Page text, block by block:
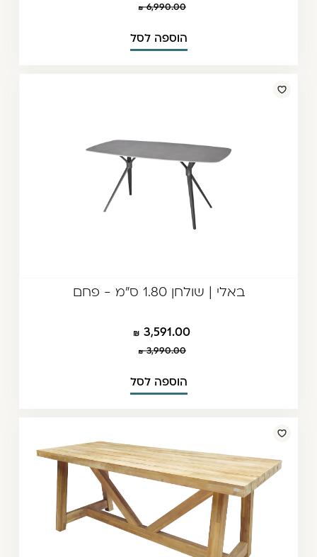
6,990.00
הוספה לסל
באלי | שולחן 1.80 ס"מ - פחם
3,591.00
3,990.00
הוספה לסל